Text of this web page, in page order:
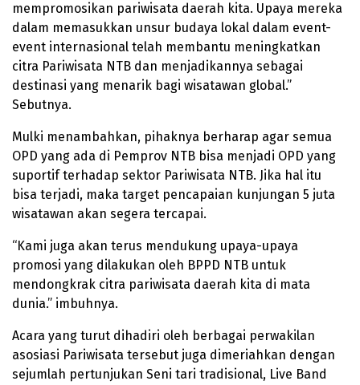
mempromosikan pariwisata daerah kita. Upaya mereka
dalam memasukkan unsur budaya lokal dalam event-
event internasional telah membantu meningkatkan
citra Pariwisata NTB dan menjadikannya sebagai
destinasi yang menarik bagi wisatawan global.”
Sebutnya.
Mulki menambahkan, pihaknya berharap agar semua
OPD yang ada di Pemprov NTB bisa menjadi OPD yang
suportif terhadap sektor Pariwisata NTB. Jika hal itu
bisa terjadi, maka target pencapaian kunjungan 5 juta
wisatawan akan segera tercapai.
“Kami juga akan terus mendukung upaya-upaya
promosi yang dilakukan oleh BPPD NTB untuk
mendongkrak citra pariwisata daerah kita di mata
dunia.” imbuhnya.
Acara yang turut dihadiri oleh berbagai perwakilan
asosiasi Pariwisata tersebut juga dimeriahkan dengan
sejumlah pertunjukan Seni tari tradisional, Live Band